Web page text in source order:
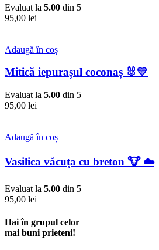
Evaluat la 5.00 din 5
95,00 lei
Adaugă în coș
Mitică iepurașul coconaș 🐰💛
Evaluat la 5.00 din 5
95,00 lei
Adaugă în coș
Vasilica văcuța cu breton 🐮 ☁️
Evaluat la 5.00 din 5
95,00 lei
Hai în grupul celor
mai buni prieteni!